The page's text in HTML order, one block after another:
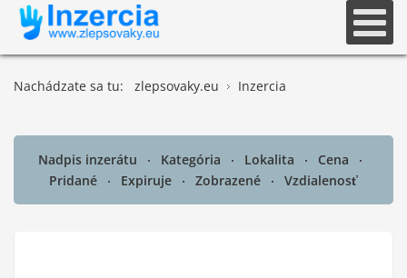
Nachádzate sa tu: zlepsovaky.eu Inzercia
Nadpis inzerátu Kategória Lokalita
Cena
Pridané
Expiruje Zobrazené Vzdialenosť